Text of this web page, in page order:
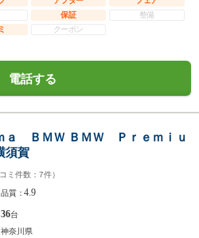
保証
整備
クーポン
電話する
ａ ＢＭＷ ＢＭＷ Ｐｒｅｍｉｕ
須賀
ミ件数： 7件）
品質：4.9
36台
神奈川県